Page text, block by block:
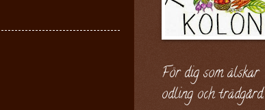
För dig som älskar
odling och trädgård.